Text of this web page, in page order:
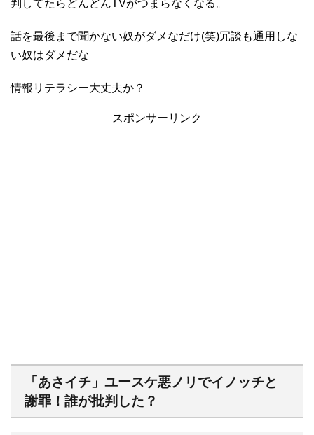
判してたらどんどんTVがつまらなくなる。
話を最後まで聞かない奴がダメなだけ(笑)冗談も通用しな
い奴はダメだな
情報リテラシー大丈夫か？
スポンサーリンク
「あさイチ」ユースケ悪ノリでイノッチと
謝罪！誰が批判した？